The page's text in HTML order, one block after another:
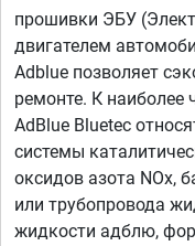
прошивки ЭБУ
двигателем
Adblue позволяет
ремонте. К
AdBlue Bluetec
системы
оксидов азота NOx,
или трубопровода
жидкости адблю,